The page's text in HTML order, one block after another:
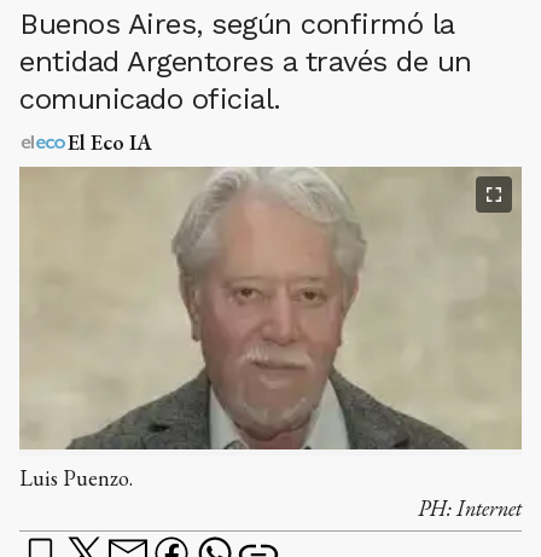
Buenos Aires, según confirmó la
entidad Argentores a través de un
comunicado oficial.
El Eco IA
Luis Puenzo.
PH:Internet